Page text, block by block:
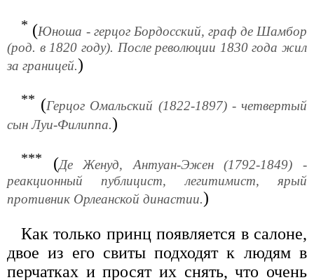
* (Юноша - герцог Бордосский, граф де Шамбор
(род. в 1820 году). После революции 1830 года жил
за границей.)
** (Герцог Омальский (1822-1897) - четвертый
сын Луи-Филиппа.)
*** (Де Женуд, Антуан-Эжен (1792-1849) -
реакционный публицист, легитимист, ярый
противник Орлеанской династии.)
Как только принц появляется в салоне,
двое из его свиты подходят к людям в
перчатках и просят их снять, что очень